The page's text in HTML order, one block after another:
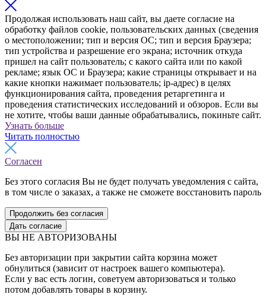
Продолжая использовать наш сайт, вы даете согласие на
обработку файлов cookie, пользовательских данных (сведения
о местоположении; тип и версия ОС; тип и версия Браузера;
тип устройства и разрешение его экрана; источник откуда
пришел на сайт пользователь; с какого сайта или по какой
рекламе; язык ОС и Браузера; какие страницы открывает и на
какие кнопки нажимает пользователь; ip-адрес) в целях
функционирования сайта, проведения ретаргетинга и
проведения статистических исследований и обзоров. Если вы
не хотите, чтобы ваши данные обрабатывались, покиньте сайт.
Узнать больше
Читать полностью
Согласен
Без этого согласия Вы не будет получать уведомления с сайта,
в том числе о заказах, а также не сможете восстановить пароль
Продолжить без согласия
Дать согласие
ВЫ НЕ АВТОРИЗОВАНЫ
Без авторизации при закрытии сайта корзина может
обнулиться (зависит от настроек вашего компьютера).
Если у вас есть логин, советуем авторизоваться и только
потом добавлять товары в корзину.